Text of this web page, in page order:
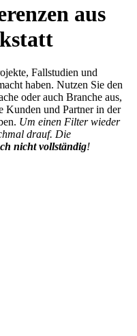
aus
Fallstudien und
haben. Nutzen Sie den
oder auch Branche aus,
Kunden und Partner in der
Um einen Filter wieder
drauf. Die
nicht vollständig!